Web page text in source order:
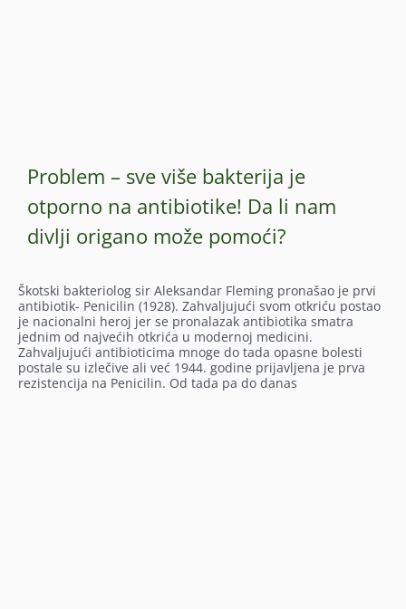
Problem – sve više bakterija je
otporno na antibiotike! Da li nam
divlji origano može pomoći?
Škotski bakteriolog sir Aleksandar Fleming pronašao je prvi
antibiotik- Penicilin (1928). Zahvaljujući svom otkriću postao
je nacionalni heroj jer se pronalazak antibiotika smatra
jednim od najvećih otkrića u modernoj medicini.
Zahvaljujući antibioticima mnoge do tada opasne bolesti
postale su izlečive ali već 1944. godine prijavljena je prva
rezistencija na Penicilin. Od tada pa do danas